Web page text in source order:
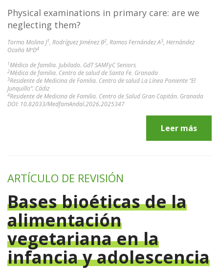
Physical examinations in primary care: are we
neglecting them?
Tormo Molina J1, Rodríguez Jiménez B2, Ramos Fernández A3, Hernández
Ocaña MªD4
1Médico de familia. Jubilado. GdT SAMFyC Seniors
2Médica de familia. Centro de salud de Santa Fe. Granada
3Residente de Medicina de Familia. Centro de salud La Línea Poniente “El
Junquillo”. Cádiz
4Residente de Medicina de Familia. Centro de Salud Gran Capitán. Granada
DOI: 10.82033/MedfamAndal.2026.2025347
Leer más
ARTÍCULO DE REVISIÓN
Bases bioéticas de la
alimentación
vegetariana en la
infancia y adolescencia